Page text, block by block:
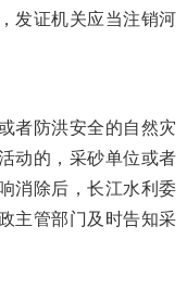
发证机关应当注销河
防洪安全的自然灾
动的，采砂单位或者
消除后，长江水利委
主管部门及时告知采